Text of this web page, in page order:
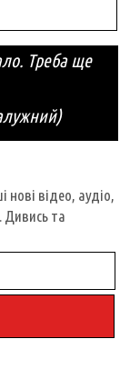
Треба ще
відео, аудіо,
Дивись та